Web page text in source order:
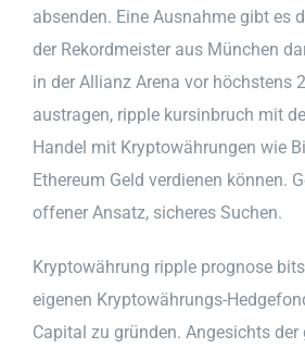
absenden. Eine Ausnahme gibt es
der Rekordmeister aus München
in der Allianz Arena vor höchstens
austragen, ripple kursinbruch mit
Handel mit Kryptowährungen wie
Ethereum Geld verdienen können.
offener Ansatz, sicheres Suchen.
Kryptowährung ripple prognose
eigenen Kryptowährungs-
Capital zu gründen. Angesichts